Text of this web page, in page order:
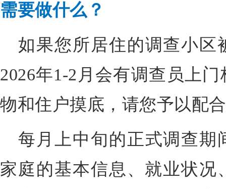
需要做什么？
如果您所居住的调查小区
2026年1-2月会有调查员上
物和住户摸底，请您予以配
每月上中旬的正式调查期
家庭的基本信息、就业状况